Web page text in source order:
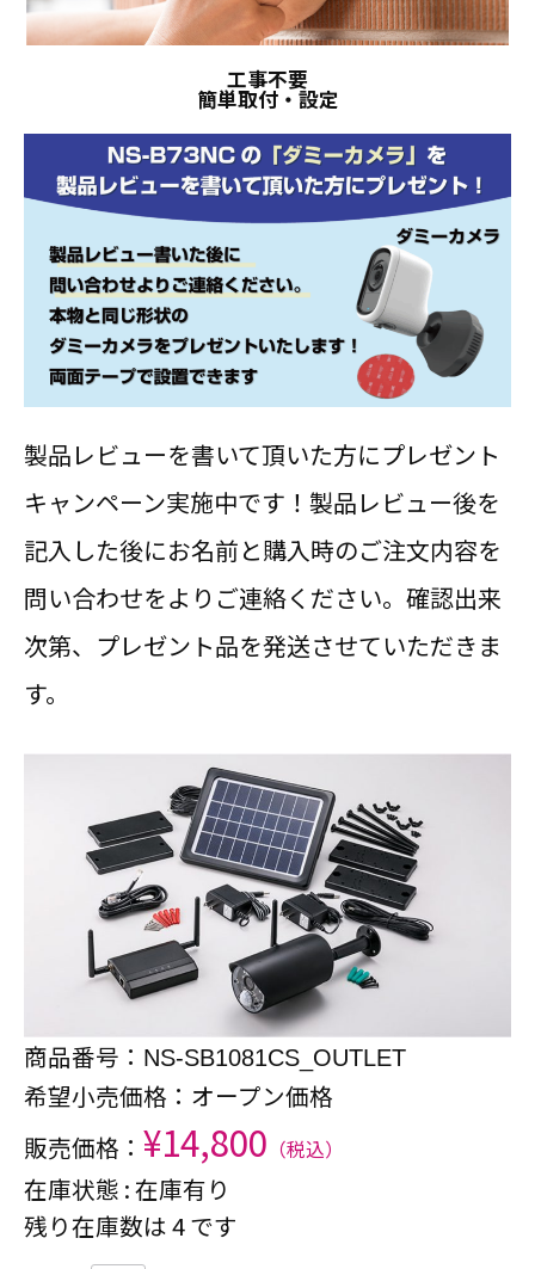
工事不要
簡単取付・設定
製品レビューを書いて頂いた方にプレゼント
キャンペーン実施中です！ 製品レビュー後を
記入した後にお名前と購入時のご注文内容を
問い合わせをよりご連絡ください。確認出来
次第、プレゼント品を発送させていただきま
す。
商品番号： NS-SB1081CS_OUTLET
希望小売価格：オープン価格
販売価格： ¥14,800 （税込）
在庫状態 : 在庫有り
残り在庫数は 4 です